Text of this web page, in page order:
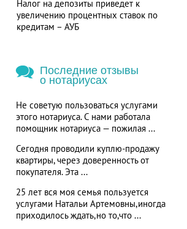
Налог на депозиты приведет к
увеличению процентных ставок по
кредитам – АУБ
Последние отзывы
о нотариусах
Не советую пользоваться услугами
этого нотариуса. С нами работала
помощник нотариуса — пожилая ...
Сегодня проводили куплю-продажу
квартиры, через доверенность от
покупателя. Эта ...
25 лет вся моя семья пользуется
услугами Натальи Артемовны,иногда
приходилось ждать,но то,что ...